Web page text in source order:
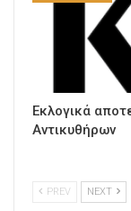
Εκλογικά
Αντικυθήρων
PREV NEXT